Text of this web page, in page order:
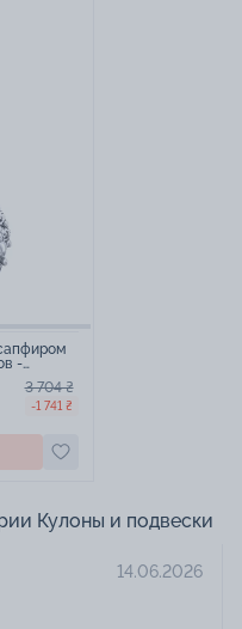
-
3 704 ₴
-1 741 ₴
Кулоны и подвески
14.06.2026